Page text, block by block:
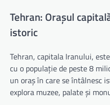
Tehran: Orașul
istoric
Tehran, capitala Iranului,
cu o populație de peste 8
un oraș în care se întâlnesc
explora muzee, palate și